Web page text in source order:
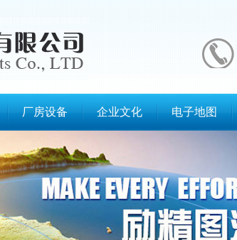
厂房设备 企业文化 电子地图